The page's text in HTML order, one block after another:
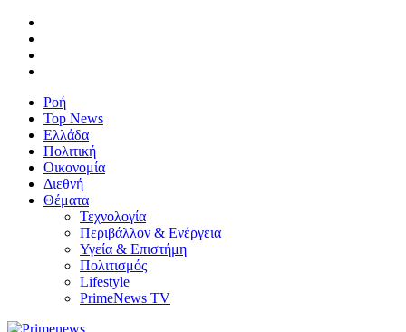
Ροή
Top News
Ελλάδα
Πολιτική
Οικονομία
Διεθνή
Θέματα
Τεχνολογία
Περιβάλλον & Ενέργεια
Υγεία & Επιστήμη
Πολιτισμός
Lifestyle
PrimeNews TV